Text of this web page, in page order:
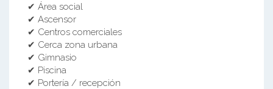
✔ Área social
✔ Ascensor
✔ Centros comerciales
✔ Cerca zona urbana
✔ Gimnasio
✔ Piscina
✔ Portería / recepción